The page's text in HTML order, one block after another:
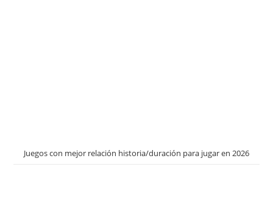
Juegos con mejor relación historia/duración para jugar en 2026